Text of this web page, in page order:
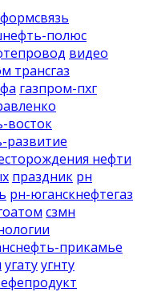
полюс
видео
трансгаз
газпром-пхг
восток
развитие
нефти
праздник рн
рн-юганскнефтегаз
сзмн
прикамье
угатуугнту